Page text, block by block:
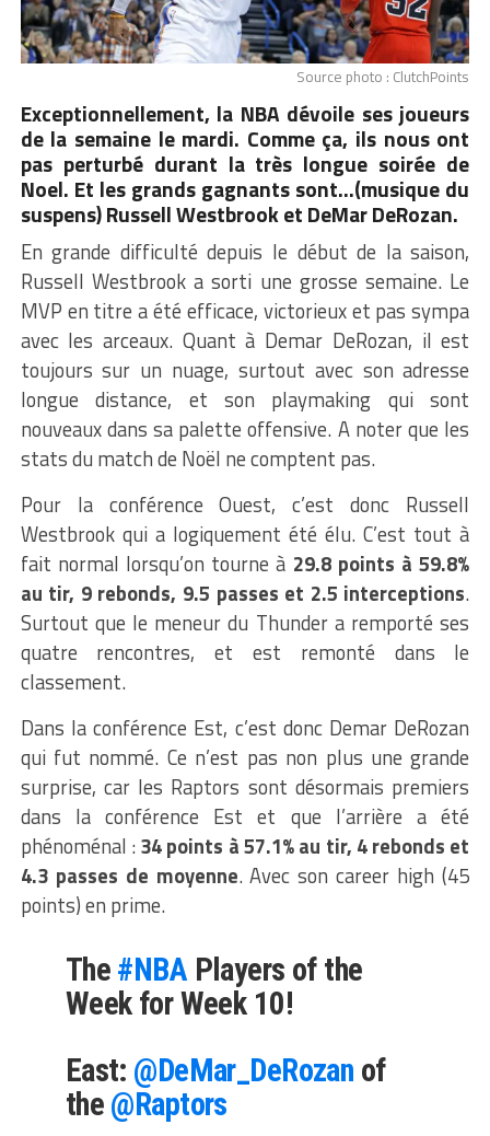
Source photo : ClutchPoints
Exceptionnellement, la NBA dévoile ses joueurs
de la semaine le mardi. Comme ça, ils nous ont
pas perturbé durant la très longue soirée de
Noel. Et les grands gagnants sont…(musique du
suspens) Russell Westbrook et DeMar DeRozan.
En grande difficulté depuis le début de la saison,
Russell Westbrook a sorti une grosse semaine. Le
MVP en titre a été efficace, victorieux et pas sympa
avec les arceaux. Quant à Demar DeRozan, il est
toujours sur un nuage, surtout avec son adresse
longue distance, et son playmaking qui sont
nouveaux dans sa palette offensive. A noter que les
stats du match de Noël ne comptent pas.
Pour la conférence Ouest, c’est donc Russell
Westbrook qui a logiquement été élu. C’est tout à
fait normal lorsqu’on tourne à 29.8 points à 59.8%
au tir, 9 rebonds, 9.5 passes et 2.5 interceptions.
Surtout que le meneur du Thunder a remporté ses
quatre rencontres, et est remonté dans le
classement.
Dans la conférence Est, c’est donc Demar DeRozan
qui fut nommé. Ce n’est pas non plus une grande
surprise, car les Raptors sont désormais premiers
dans la conférence Est et que l’arrière a été
phénoménal :34 points à 57.1% au tir, 4 rebonds et
4.3 passes de moyenne. Avec son career high (45
points) en prime.
The #NBA Players of the
Week for Week 10!
East: @DeMar_DeRozan of
the @Raptors